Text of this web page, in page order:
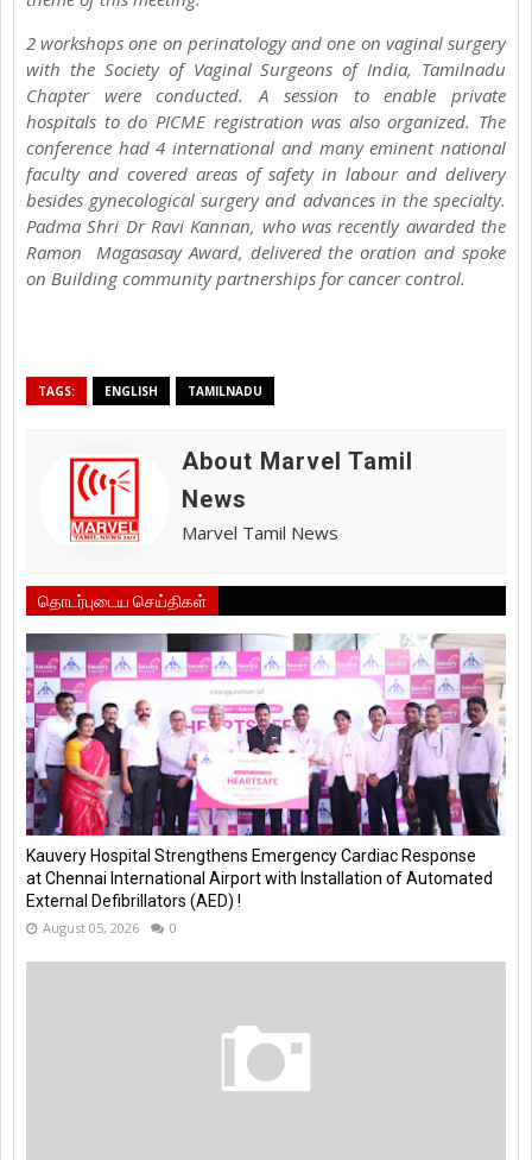
2 workshops one on perinatology and one on vaginal surgery
with the Society of Vaginal Surgeons of India, Tamilnadu
Chapter were conducted. A session to enable private
hospitals to do PICME registration was also organized. The
conference had 4 international and many eminent national
faculty and covered areas of safety in labour and delivery
besides gynecological surgery and advances in the specialty.
Padma Shri Dr Ravi Kannan, who was recently awarded the
Ramon Magasasay Award, delivered the oration and spoke
on Building community partnerships for cancer control.
TAGS: ENGLISH TAMILNADU
About Marvel Tamil
News
Marvel Tamil News
தொடர்புடைய செய்திகள்
Kauvery Hospital Strengthens Emergency Cardiac Response
at Chennai International Airport with Installation of Automated
External Defibrillators (AED) !
August 05, 2026 0